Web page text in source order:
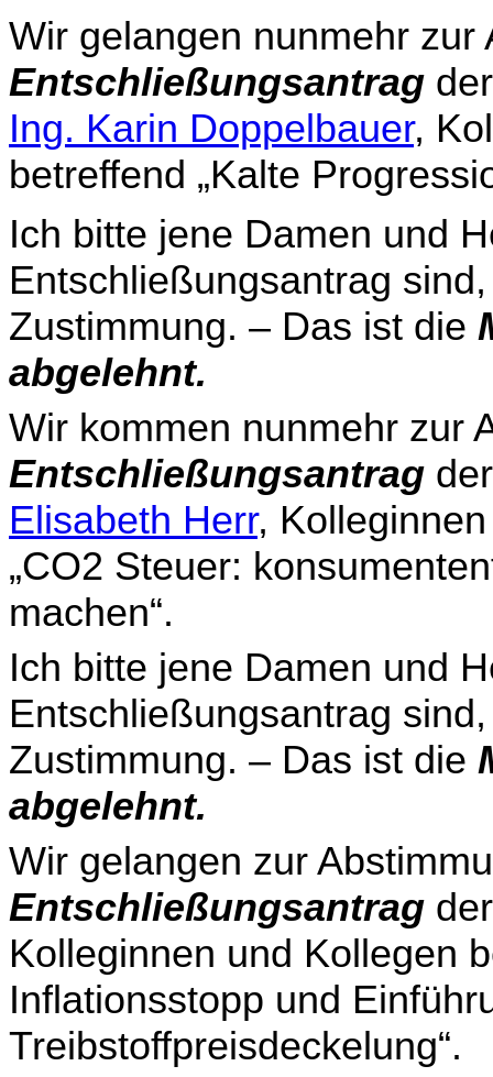
Wir gelangen nunmehr zur
Entschließungsantrag
Ing. Karin Doppelbauer,
betreffend „Kalte
Ich bitte jene Damen und
Entschließungsantrag
Zustimmung. – Das ist die
abgelehnt.
Wir kommen nunmehr zur
Entschließungsantrag
Elisabeth Herr,
„CO2 Steuer:
machen“.
Ich bitte jene Damen und
Entschließungsantrag
Zustimmung. – Das ist die
abgelehnt.
Wir gelangen zur
Entschließungsantrag
Kolleginnen und Kollegen
Inflationsstopp und
Treibstoffpreisdeckelung“.